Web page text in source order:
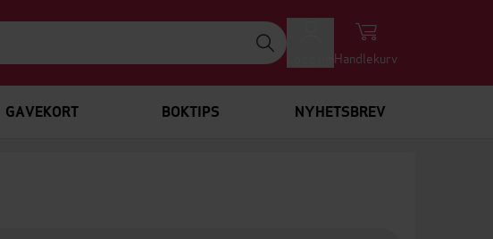
Handlekurv
GAVEKORT BOKTIPS NYHETSBREV